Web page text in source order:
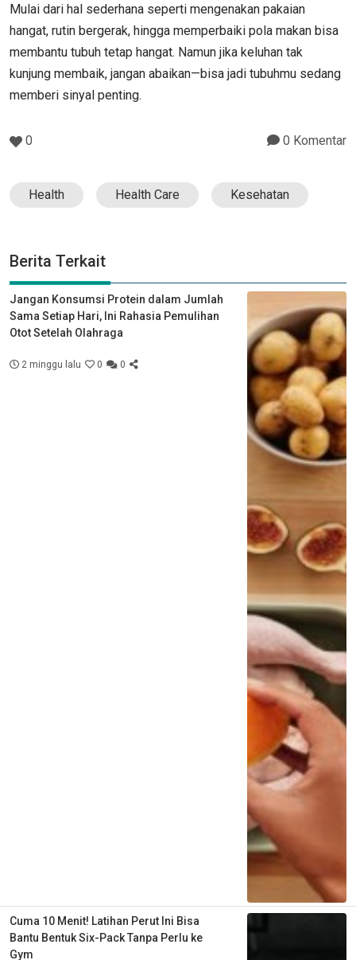
Mulai dari hal sederhana seperti mengenakan pakaian
hangat, rutin bergerak, hingga memperbaiki pola makan bisa
membantu tubuh tetap hangat. Namun jika keluhan tak
kunjung membaik, jangan abaikan—bisa jadi tubuhmu sedang
memberi sinyal penting.
0 0 Komentar
Health Health Care Kesehatan
Berita Terkait
Jangan Konsumsi Protein dalam Jumlah
Sama Setiap Hari, Ini Rahasia Pemulihan
Otot Setelah Olahraga
2 minggu lalu 0 0
Cuma 10 Menit! Latihan Perut Ini Bisa
Bantu Bentuk Six-Pack Tanpa Perlu ke
Gym